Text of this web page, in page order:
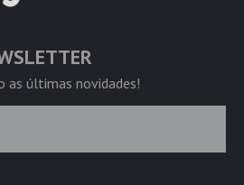
as últimas novidades!